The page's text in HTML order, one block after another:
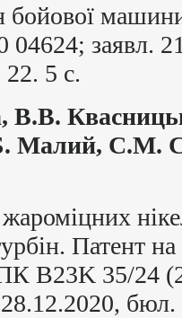
заявл.
5 с.
В.В.
Малий, С.М.
Патент
B23K 35/24